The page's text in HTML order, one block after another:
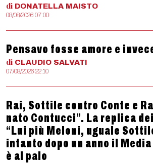
di DONATELLA MAISTO
08/08/2026 07:00
Pensavo fosse amore e
di CLAUDIO SALVATI
07/08/2026 22:10
Rai, Sottile contro Conte e
nato Contucci”. La replica
“Lui più Meloni, uguale
intanto dopo un anno il
è al palo